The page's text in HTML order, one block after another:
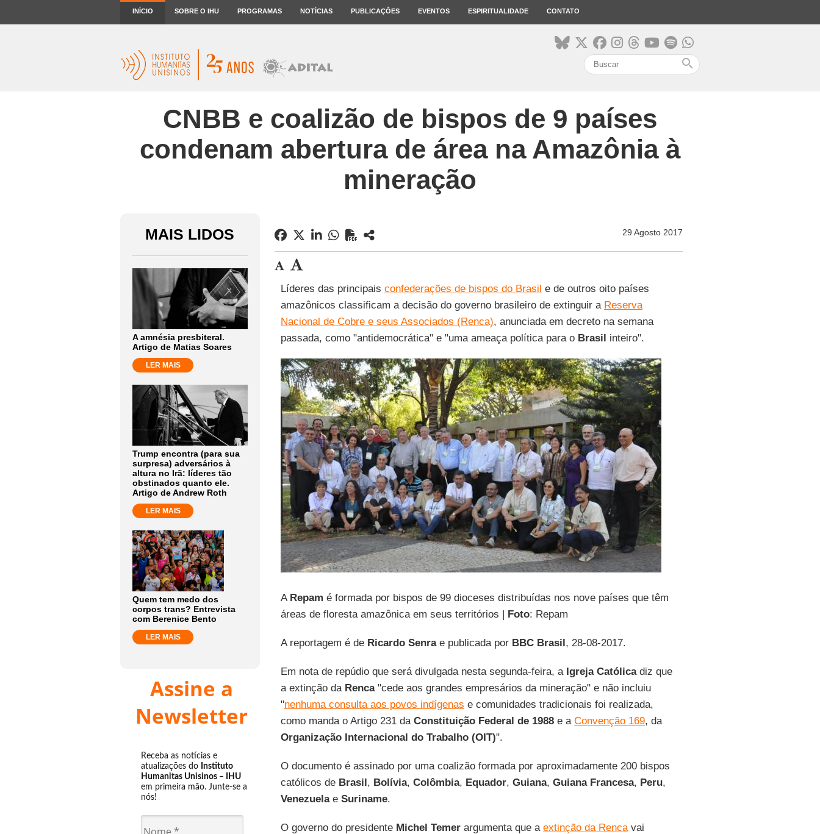
INÍCIO SOBRE O IHU PROGRAMAS NOTÍCIAS PUBLICAÇÕES EVENTOS ESPIRITUALIDADE CONTATO
search
CNBB e coalizão de bispos de 9 países
condenam abertura de área na Amazônia à
mineração
MAIS LIDOS
A amnésia presbiteral.
Artigo de Matias Soares
LER MAIS
Trump encontra (para sua
surpresa) adversários à
altura no Irã: líderes tão
obstinados quanto ele.
Artigo de Andrew Roth
LER MAIS
Quem tem medo dos
corpos trans? Entrevista
com Berenice Bento
LER MAIS
Assine a
Newsletter
Receba as notícias e
atualizações do Instituto
Humanitas Unisinos – IHU
em primeira mão. Junte-se a
nós!
29 Agosto 2017
Líderes das principais confederações de bispos do Brasil e de outros oito países
amazônicos classificam a decisão do governo brasileiro de extinguir a Reserva
Nacional de Cobre e seus Associados (Renca), anunciada em decreto na semana
passada, como "antidemocrática" e "uma ameaça política para o Brasil inteiro".
A Repam é formada por bispos de 99 dioceses distribuídas nos nove países que têm
áreas de floresta amazônica em seus territórios | Foto: Repam
A reportagem é de Ricardo Senrae publicada porBBC Brasil, 28-08-2017.
Em nota de repúdio que será divulgada nesta segunda-feira, a Igreja Católicadiz que
a extinção da Renca"cede aos grandes empresários da mineração" e não incluiu
"nenhuma consulta aos povos indígenas e comunidades tradicionais foi realizada,
como manda o Artigo 231 da Constituição Federal de 1988e a Convenção 169, da
Organização Internacional do Trabalho (OIT)".
O documento é assinado por uma coalizão formada por aproximadamente 200 bispos
católicos de Brasil, Bolívia, Colômbia, Equador, Guiana, Guiana Francesa, Peru,
Venezuelae Suriname.
O governo do presidente Michel Temerargumenta que a extinção da Rencavai